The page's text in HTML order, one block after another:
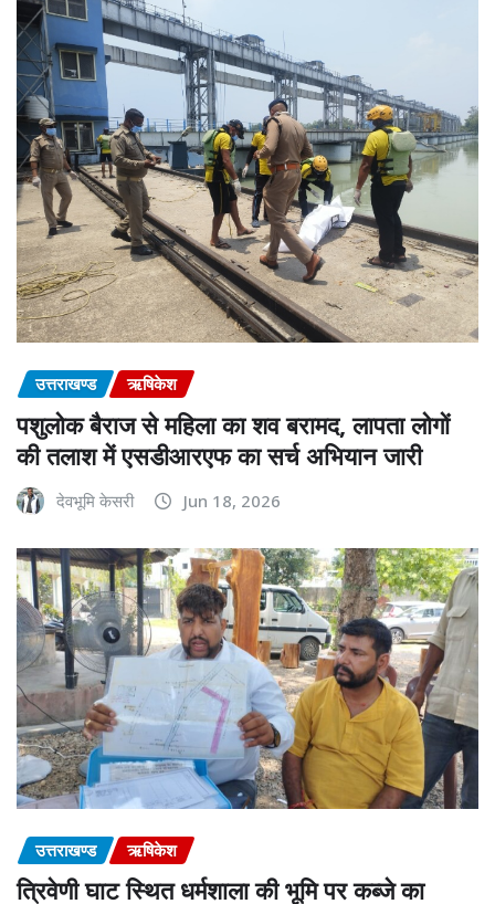
उत्तराखण्ड ऋषिकेश
पशुलोक बैराज से महिला का शव बरामद, लापता लोगों
की तलाश में एसडीआरएफ का सर्च अभियान जारी
देवभूमि केसरी Jun 18, 2026
उत्तराखण्ड ऋषिकेश
त्रिवेणी घाट स्थित धर्मशाला की भूमि पर कब्जे का